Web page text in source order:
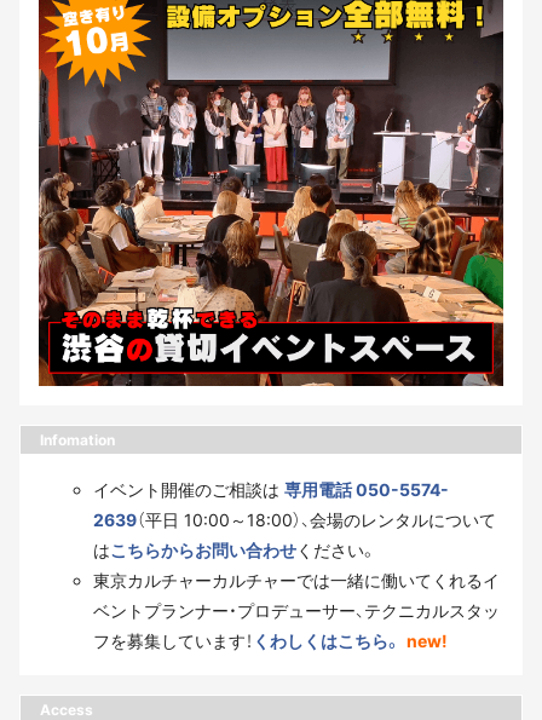
Infomation
イベント開催のご相談は 専用電話 050-5574-
2639（平日 10:00～18:00）、会場のレンタルについて
はこちらからお問い合わせください。
東京カルチャーカルチャーでは一緒に働いてくれるイ
ベントプランナー・プロデューサー、テクニカルスタッ
フを募集しています！ くわしくはこちら。 new!
Access